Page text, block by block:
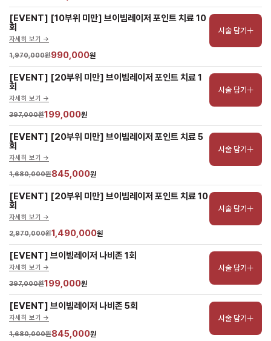
[EVENT] [10부위 미만] 브이빔레이저 포인트 치료 10
회
자세히 보기 ->
1,970,000원990,000원
시술 담기
[EVENT] [20부위 미만] 브이빔레이저 포인트 치료 1
회
자세히 보기 ->
397,000원199,000원
시술 담기
[EVENT] [20부위 미만] 브이빔레이저 포인트 치료 5
회
자세히 보기 ->
1,680,000원845,000원
시술 담기
[EVENT] [20부위 미만] 브이빔레이저 포인트 치료 10
회
자세히 보기 ->
2,970,000원1,490,000원
시술 담기
[EVENT] 브이빔레이저 나비존 1회
자세히 보기 ->
397,000원199,000원
시술 담기
[EVENT] 브이빔레이저 나비존 5회
자세히 보기 ->
1,680,000원845,000원
시술 담기